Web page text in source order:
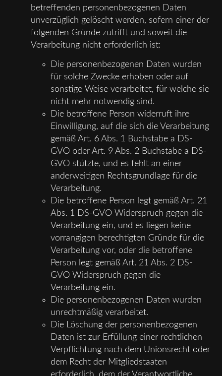
betreffenden personenbezogenen Daten
unverzüglich gelöscht werden, sofern einer der
folgenden Gründe zutrifft und soweit die
Verarbeitung nicht erforderlich ist:
Die personenbezogenen Daten wurden
für solche Zwecke erhoben oder auf
sonstige Weise verarbeitet, für welche sie
nicht mehr notwendig sind.
Die betroffene Person widerruft ihre
Einwilligung, auf die sich die Verarbeitung
gemäß Art. 6 Abs. 1 Buchstabe a DS-
GVO oder Art. 9 Abs. 2 Buchstabe a DS-
GVO stützte, und es fehlt an einer
anderweitigen Rechtsgrundlage für die
Verarbeitung.
Die betroffene Person legt gemäß Art. 21
Abs. 1 DS-GVO Widerspruch gegen die
Verarbeitung ein, und es liegen keine
vorrangigen berechtigten Gründe für die
Verarbeitung vor, oder die betroffene
Person legt gemäß Art. 21 Abs. 2 DS-
GVO Widerspruch gegen die
Verarbeitung ein.
Die personenbezogenen Daten wurden
unrechtmäßig verarbeitet.
Die Löschung der personenbezogenen
Daten ist zur Erfüllung einer rechtlichen
Verpflichtung nach dem Unionsrecht oder
dem Recht der Mitgliedstaaten